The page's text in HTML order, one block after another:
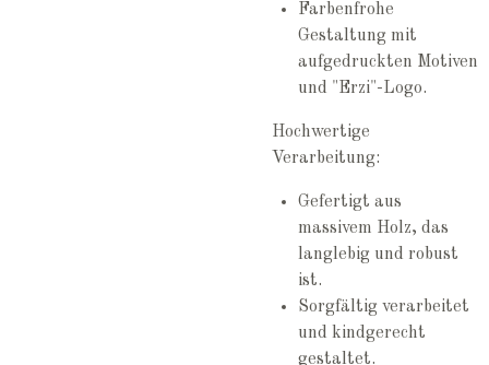
Farbenfrohe
Gestaltung mit
aufgedruckten Motiven
und "Erzi"-Logo.
Hochwertige
Verarbeitung:
Gefertigt aus
massivem Holz, das
langlebig und robust
ist.
Sorgfältig verarbeitet
und kindgerecht
gestaltet.